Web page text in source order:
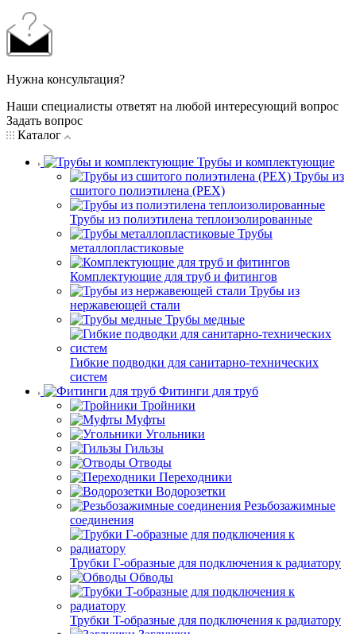
Нужна консультация?
Наши специалисты ответят на любой интересующий вопрос
Задать вопрос
Каталог
Трубы и комплектующие
Трубы из
сшитого полиэтилена (PEX)
Трубы из полиэтилена теплоизолированные
Трубы
металлопластиковые
Комплектующие для труб и фитингов
Трубы из
нержавеющей стали
Трубы медные
Гибкие подводки для санитарно-технических
систем
Фитинги для труб
Тройники
Муфты
Угольники
Гильзы
Отводы
Переходники
Водорозетки
Резьбозажимные
соединения
Трубки Г-образные для подключения к радиатору
Обводы
Трубки T-образные для подключения к радиатору